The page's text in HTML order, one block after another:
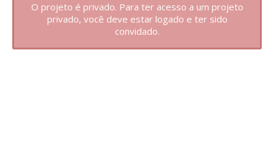
O projeto é privado. Para ter acesso a um projeto
privado, você deve estar logado e ter sido
convidado.